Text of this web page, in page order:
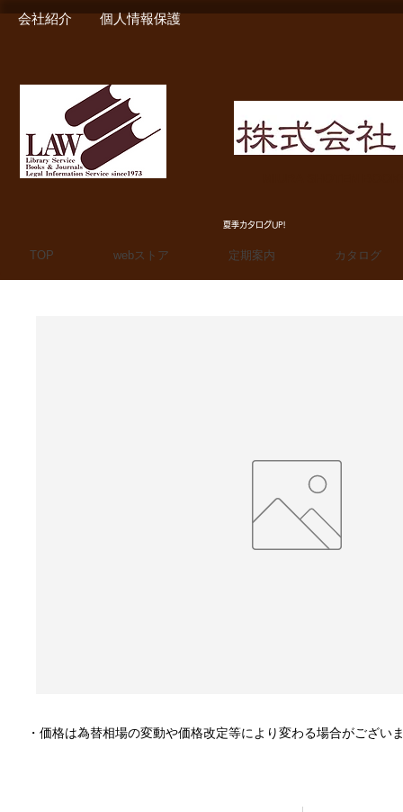
会社紹介 個人情報保護
夏季カタログUP!
TOP webストア 定期案内 カタログ
・価格は為替相場の変動や価格改定等により変わる場合がござい